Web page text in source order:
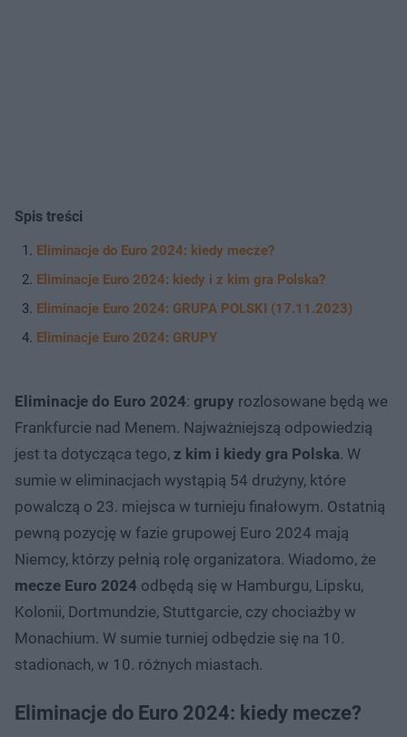
Spis treści
Eliminacje do Euro 2024: kiedy mecze?
Eliminacje Euro 2024: kiedy i z kim gra Polska?
Eliminacje Euro 2024: GRUPA POLSKI (17.11.2023)
Eliminacje Euro 2024: GRUPY
Eliminacje do Euro 2024: grupy rozlosowane będą we
Frankfurcie nad Menem. Najważniejszą odpowiedzią
jest ta dotycząca tego, z kim i kiedy gra Polska. W
sumie w eliminacjach wystąpią 54 drużyny, które
powalczą o 23. miejsca w turnieju finałowym. Ostatnią
pewną pozycję w fazie grupowej Euro 2024 mają
Niemcy, którzy pełnią rolę organizatora. Wiadomo, że
mecze Euro 2024 odbędą się w Hamburgu, Lipsku,
Kolonii, Dortmundzie, Stuttgarcie, czy chociażby w
Monachium. W sumie turniej odbędzie się na 10.
stadionach, w 10. różnych miastach.
Eliminacje do Euro 2024: kiedy mecze?